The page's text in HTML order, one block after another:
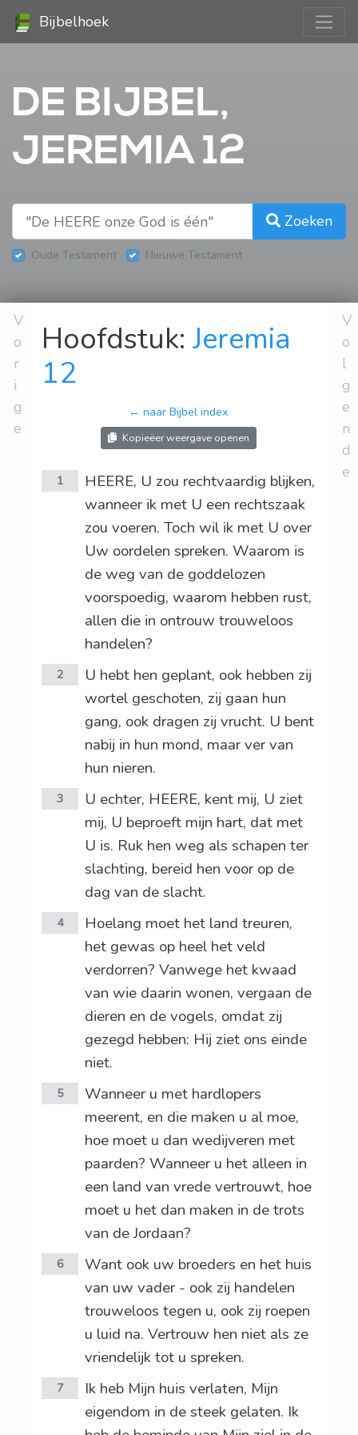
Bijbelhoek
DE BIJBEL,
JEREMIA 12
Zoeken
Oude Testament Nieuwe Testament
V
o
r
i
g
e
Hoofdstuk:Jeremia
12
← naar Bijbel index
Kopieëer weergave openen
1
HEERE, U zou rechtvaardig blijken,
wanneer ik met U een rechtszaak
zou voeren. Toch wil ik met U over
Uw oordelen spreken. Waarom is
de weg van de goddelozen
voorspoedig, waarom hebben rust,
allen die in ontrouw trouweloos
handelen?
2
U hebt hen geplant, ook hebben zij
wortel geschoten, zij gaan hun
gang, ook dragen zij vrucht. U bent
nabij in hun mond, maar ver van
hun nieren.
3
U echter, HEERE, kent mij, U ziet
mij, U beproeft mijn hart, dat met
U is. Ruk hen weg als schapen ter
slachting, bereid hen voor op de
dag van de slacht.
4
Hoelang moet het land treuren,
het gewas op heel het veld
verdorren? Vanwege het kwaad
van wie daarin wonen, vergaan de
dieren en de vogels, omdat zij
gezegd hebben: Hij ziet ons einde
niet.
5
Wanneer u met hardlopers
meerent, en die maken u al moe,
hoe moet u dan wedijveren met
paarden? Wanneer u het alleen in
een land van vrede vertrouwt, hoe
moet u het dan maken in de trots
van de Jordaan?
6
Want ook uw broeders en het huis
van uw vader - ook zij handelen
trouweloos tegen u, ook zij roepen
u luid na. Vertrouw hen niet als ze
vriendelijk tot u spreken.
7
Ik heb Mijn huis verlaten, Mijn
eigendom in de steek gelaten. Ik
V
o
l
g
e
n
d
e